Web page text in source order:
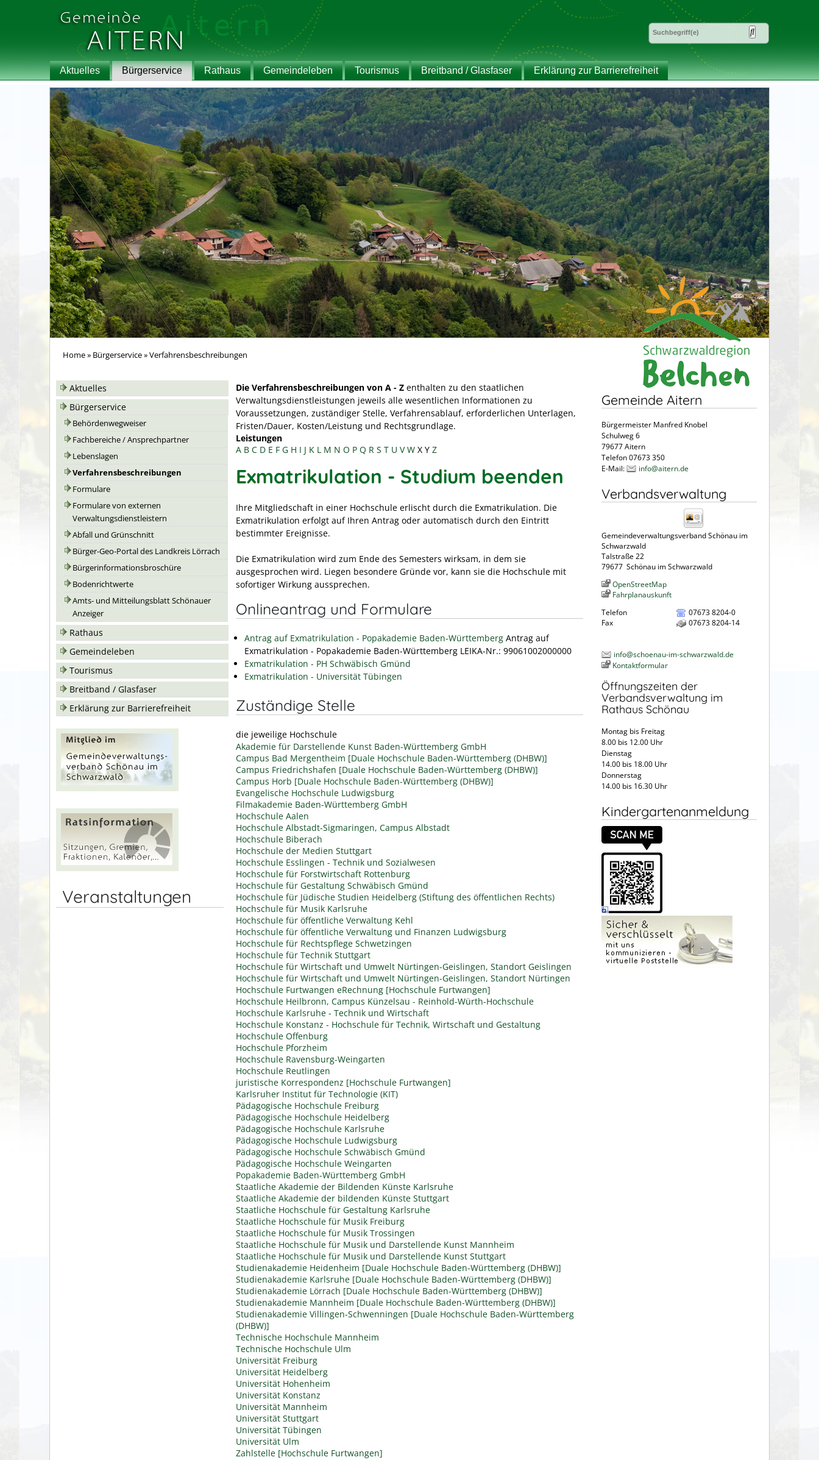
Aktuelles Bürgerservice Rathaus Gemeindeleben Tourismus Breitband / Glasfaser Erklärung zur Barrierefreiheit
Home» Bürgerservice»Verfahrensbeschreibungen
Aktuelles
Bürgerservice
Behördenwegweiser
Fachbereiche / Ansprechpartner
Lebenslagen
Verfahrensbeschreibungen
Formulare
Formulare von externen
Verwaltungsdienstleistern
Abfall und Grünschnitt
Bürger-Geo-Portal des Landkreis Lörrach
Bürgerinformationsbroschüre
Bodenrichtwerte
Amts- und Mitteilungsblatt Schönauer
Anzeiger
Rathaus
Gemeindeleben
Tourismus
Breitband / Glasfaser
Erklärung zur Barrierefreiheit
Veranstaltungen
Die Verfahrensbeschreibungen von A - Z enthalten zu den staatlichen
Verwaltungsdienstleistungen jeweils alle wesentlichen Informationen zu
Voraussetzungen, zuständiger Stelle, Verfahrensablauf, erforderlichen Unterlagen,
Fristen/Dauer, Kosten/Leistung und Rechtsgrundlage.
Leistungen
A B C D E F G H I J K L M N O P Q R S T U V W X Y Z
Exmatrikulation - Studium beenden
Ihre Mitgliedschaft in einer Hochschule erlischt durch die Exmatrikulation. Die
Exmatrikulation erfolgt auf Ihren Antrag oder automatisch durch den Eintritt
bestimmter Ereignisse.
Die Exmatrikulation wird zum Ende des Semesters wirksam, in dem sie
ausgesprochen wird. Liegen besondere Gründe vor, kann sie die Hochschule mit
sofortiger Wirkung aussprechen.
Onlineantrag und Formulare
Antrag auf Exmatrikulation - Popakademie Baden-Württemberg Antrag auf
Exmatrikulation - Popakademie Baden-Württemberg LEIKA-Nr.: 99061002000000
Exmatrikulation - PH Schwäbisch Gmünd
Exmatrikulation - Universität Tübingen
Zuständige Stelle
die jeweilige Hochschule
Akademie für Darstellende Kunst Baden-Württemberg GmbH
Campus Bad Mergentheim [Duale Hochschule Baden-Württemberg (DHBW)]
Campus Friedrichshafen [Duale Hochschule Baden-Württemberg (DHBW)]
Campus Horb [Duale Hochschule Baden-Württemberg (DHBW)]
Evangelische Hochschule Ludwigsburg
Filmakademie Baden-Württemberg GmbH
Hochschule Aalen
Hochschule Albstadt-Sigmaringen, Campus Albstadt
Hochschule Biberach
Hochschule der Medien Stuttgart
Hochschule Esslingen - Technik und Sozialwesen
Hochschule für Forstwirtschaft Rottenburg
Hochschule für Gestaltung Schwäbisch Gmünd
Hochschule für Jüdische Studien Heidelberg (Stiftung des öffentlichen Rechts)
Hochschule für Musik Karlsruhe
Hochschule für öffentliche Verwaltung Kehl
Hochschule für öffentliche Verwaltung und Finanzen Ludwigsburg
Hochschule für Rechtspflege Schwetzingen
Hochschule für Technik Stuttgart
Hochschule für Wirtschaft und Umwelt Nürtingen-Geislingen, Standort Geislingen
Hochschule für Wirtschaft und Umwelt Nürtingen-Geislingen, Standort Nürtingen
Hochschule Furtwangen eRechnung [Hochschule Furtwangen]
Hochschule Heilbronn, Campus Künzelsau - Reinhold-Würth-Hochschule
Hochschule Karlsruhe - Technik und Wirtschaft
Hochschule Konstanz - Hochschule für Technik, Wirtschaft und Gestaltung
Hochschule Offenburg
Hochschule Pforzheim
Hochschule Ravensburg-Weingarten
Hochschule Reutlingen
juristische Korrespondenz [Hochschule Furtwangen]
Karlsruher Institut für Technologie (KIT)
Pädagogische Hochschule Freiburg
Pädagogische Hochschule Heidelberg
Pädagogische Hochschule Karlsruhe
Pädagogische Hochschule Ludwigsburg
Pädagogische Hochschule Schwäbisch Gmünd
Pädagogische Hochschule Weingarten
Popakademie Baden-Württemberg GmbH
Staatliche Akademie der Bildenden Künste Karlsruhe
Staatliche Akademie der bildenden Künste Stuttgart
Staatliche Hochschule für Gestaltung Karlsruhe
Staatliche Hochschule für Musik Freiburg
Staatliche Hochschule für Musik Trossingen
Staatliche Hochschule für Musik und Darstellende Kunst Mannheim
Staatliche Hochschule für Musik und Darstellende Kunst Stuttgart
Studienakademie Heidenheim [Duale Hochschule Baden-Württemberg (DHBW)]
Studienakademie Karlsruhe [Duale Hochschule Baden-Württemberg (DHBW)]
Studienakademie Lörrach [Duale Hochschule Baden-Württemberg (DHBW)]
Studienakademie Mannheim [Duale Hochschule Baden-Württemberg (DHBW)]
Studienakademie Villingen-Schwenningen [Duale Hochschule Baden-Württemberg
(DHBW)]
Technische Hochschule Mannheim
Technische Hochschule Ulm
Universität Freiburg
Universität Heidelberg
Universität Hohenheim
Universität Konstanz
Universität Mannheim
Universität Stuttgart
Universität Tübingen
Universität Ulm
Zahlstelle [Hochschule Furtwangen]
Gemeinde Aitern
Bürgermeister Manfred Knobel
Schulweg 6
79677 Aitern
Telefon 07673 350
E-Mail:
info@aitern.de
Verbandsverwaltung
Gemeindeverwaltungsverband Schönau im
Schwarzwald
Talstraße 22
79677 Schönau im Schwarzwald
OpenStreetMap
Fahrplanauskunft
Telefon
07673 8204-0
Fax
07673 8204-14
info@schoenau-im-schwarzwald.de
Kontaktformular
Öffnungszeiten der
Verbandsverwaltung im
Rathaus Schönau
Montag bis Freitag
8.00 bis 12.00 Uhr
Dienstag
14.00 bis 18.00 Uhr
Donnerstag
14.00 bis 16.30 Uhr
Kindergartenanmeldung